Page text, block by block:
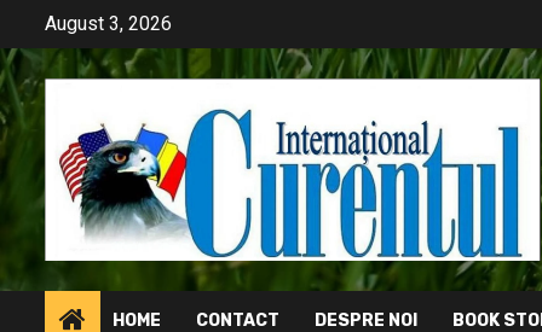
content
August 3, 2026
HOME CONTACT DESPRE NOI BOOK